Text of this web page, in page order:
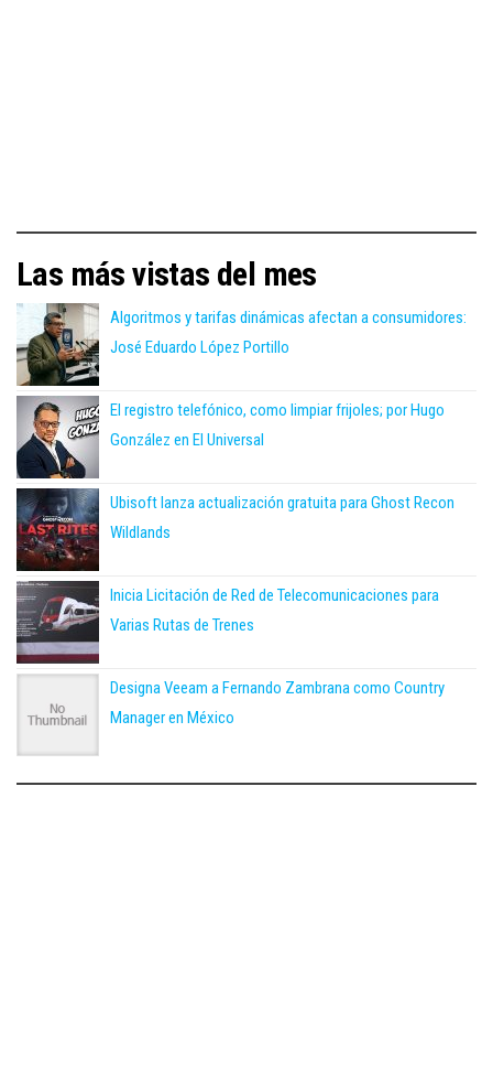
Las más vistas del mes
Algoritmos y tarifas dinámicas afectan a consumidores:
José Eduardo López Portillo
El registro telefónico, como limpiar frijoles; por Hugo
González en El Universal
Ubisoft lanza actualización gratuita para Ghost Recon
Wildlands
Inicia Licitación de Red de Telecomunicaciones para
Varias Rutas de Trenes
Designa Veeam a Fernando Zambrana como Country
Manager en México